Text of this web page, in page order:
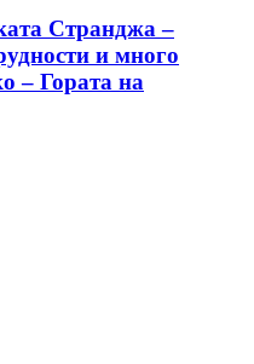
Странджа –
и много
– Гората на